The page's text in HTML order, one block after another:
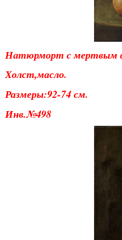
Натюрморт с мертвым
Холст,масло.
Размеры:92-74 см.
Инв.№498